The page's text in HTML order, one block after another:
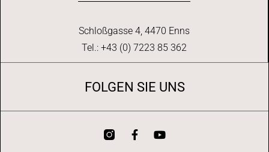
Schloßgasse 4, 4470 Enns
Tel.: +43 (0) 7223 85 362
FOLGEN SIE UNS